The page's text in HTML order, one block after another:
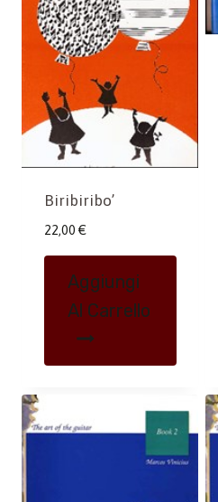
Biribiribo’
22,00 €
Aggiungi
Al Carrello